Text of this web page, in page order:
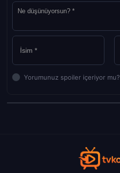
Yorumunuz spoiler içeriyor mu?